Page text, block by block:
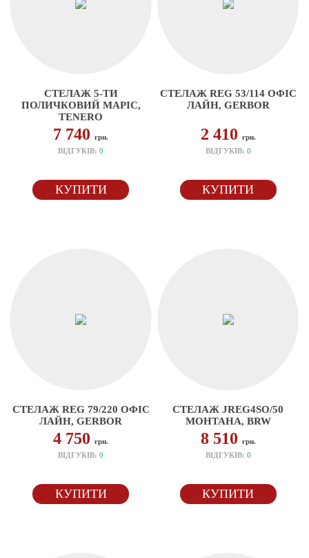
СТЕЛАЖ 5-ТИ
ПОЛИЧКОВИЙ МАРІС,
TENERO
7 740грн.
ВІДГУКІВ:0
КУПИТИ
СТЕЛАЖ REG 53/114 ОФІС
ЛАЙН, GERBOR
2 410 грн.
ВІДГУКІВ: 0
КУПИТИ
СТЕЛАЖ REG 79/220 ОФІС
ЛАЙН, GERBOR
4 750грн.
ВІДГУКІВ:0
КУПИТИ
СТЕЛАЖ JREG4SO/50
МОНТАНА, BRW
8 510 грн.
ВІДГУКІВ: 0
КУПИТИ